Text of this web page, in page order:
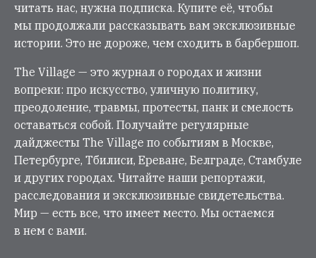
читать нас, нужна подписка. Купите её, чтобы
мы продолжали рассказывать вам эксклюзивные
истории. Это не дороже, чем сходить в барбершоп.
The Village — это журнал о городах и жизни
вопреки: про искусство, уличную политику,
преодоление, травмы, протесты, панк и смелость
оставаться собой. Получайте регулярные
дайджесты The Village по событиям в Москве,
Петербурге, Тбилиси, Ереване, Белграде, Стамбуле
и других городах. Читайте наши репортажи,
расследования и эксклюзивные свидетельства.
Мир — есть все, что имеет место. Мы остаемся
в нем с вами.